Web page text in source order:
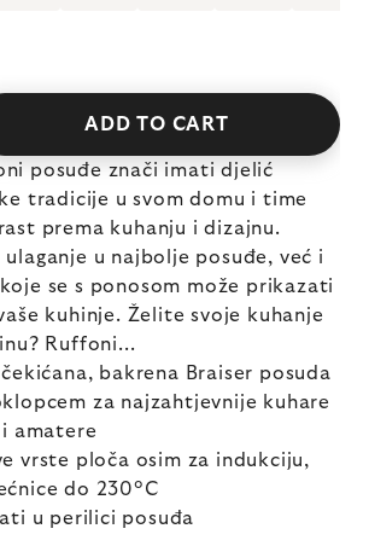
ADD TO CART
posuđe znači imati djelić
tradicije u svom domu i time
prema kuhanju i dizajnu.
u najbolje posuđe, već i
se s ponosom može prikazati
kuhinje. Želite svoje kuhanje
Ruffoni...
bakrena Braiser posuda
za najzahtjevnije kuhare
amatere
vrste ploča osim za indukciju,
do 230°C
u perilici posuđa